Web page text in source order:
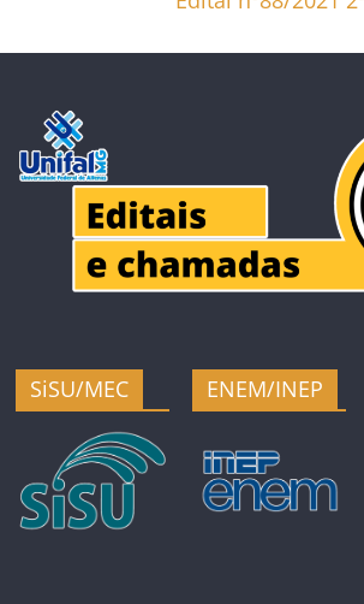
SiSU/MEC ENEM/INEP